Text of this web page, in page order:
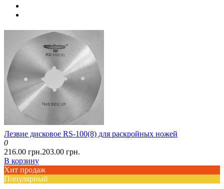
Лезвие дисковое RS-100(8) для раскройных ножей
0
216.00 грн.203.00 грн.
В корзину
Хит продаж
Популярный